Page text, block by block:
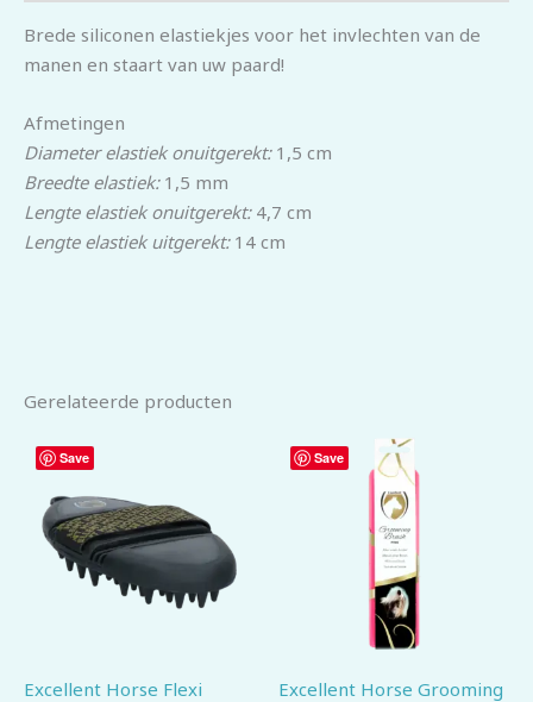
Brede siliconen elastiekjes voor het invlechten van de
manen en staart van uw paard!
Afmetingen
Diameter elastiek onuitgerekt:1,5 cm
Breedte elastiek: 1,5 mm
Lengte elastiek onuitgerekt:4,7 cm
Lengte elastiek uitgerekt:14 cm
Gerelateerde producten
Save
Excellent Horse Flexi
Save
Excellent Horse Grooming